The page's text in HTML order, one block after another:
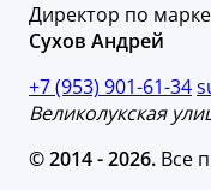
Директор по
Сухов Андрей
+7 (953) 901-61-34
Великолукская
© 2014 - 2026. Все